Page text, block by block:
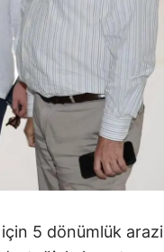
için 5 dönümlük arazi